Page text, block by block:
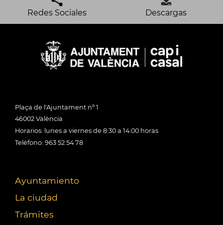
Redes Sociales Descargas
Plaça de l'Ajuntament nº 1
46002 València
Horarios: lunes a viernes de 8:30 a 14:00 horas
Teléfono: 963 52 54 78
Ayuntamiento
La ciudad
Trámites